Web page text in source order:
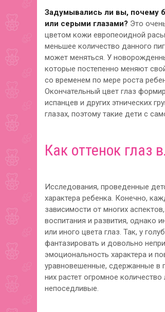
Задумывались ли вы, почему
или серыми глазами? Это
цветом кожи европеоидной
меньшее количество данного
может меняться. У
которые постепенно меняют
со временем по мере роста
Окончательный цвет глаз
испанцев и других этнических
глазах, поэтому такие дети с
Как оттенок глаз
Исследования, проведенные
характера ребенка. Конечно,
зависимости от многих
воспитания и развития, однако
или иного цвета глаз. Так, у
фантазировать и довольно
эмоциональность характера и
уравновешенные, сдержанные в
них растет огромное
непоседливые.